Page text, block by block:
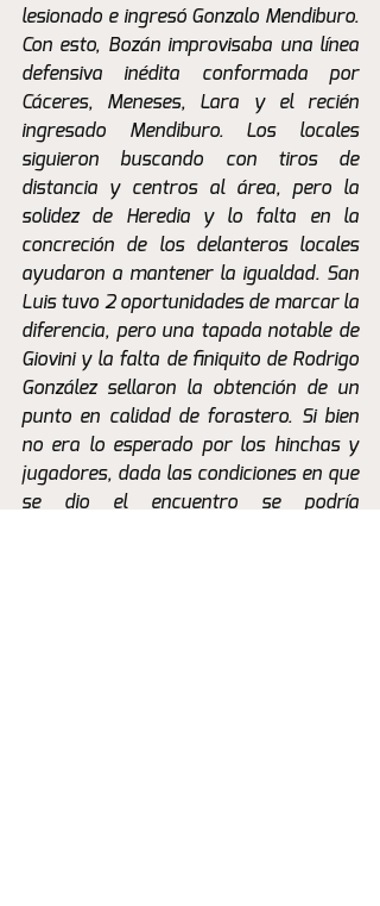
lesionado e ingresó Gonzalo Mendiburo.
Con esto, Bozán improvisaba una línea
defensiva inédita conformada por
Cáceres, Meneses, Lara y el recién
ingresado Mendiburo. Los locales
siguieron buscando con tiros de
distancia y centros al área, pero la
solidez de Heredia y lo falta en la
concreción de los delanteros locales
ayudaron a mantener la igualdad. San
Luis tuvo 2 oportunidades de marcar la
diferencia, pero una tapada notable de
Giovini y la falta de finiquito de Rodrigo
González sellaron la obtención de un
punto en calidad de forastero. Si bien
no era lo esperado por los hinchas y
jugadores, dada las condiciones en que
se dio el encuentro se podría